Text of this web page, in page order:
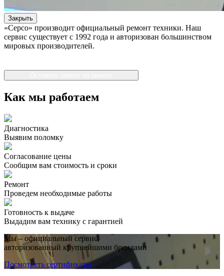
Закрыть
«Серсо» производит официальный ремонт техники. Наш
сервис существует с 1992 года и авторизован большинством
мировых производителей.
Как мы работаем
Диагностика
Выявим поломку
Согласование цены
Сообщим вам стоимость и сроки
Ремонт
Проведем необходимые работы
Готовность к выдаче
Выдадим вам технику с гарантией
Мы – официальный сервис,
авторизованный крупнейшими брендами
Посмотреть сертификаты